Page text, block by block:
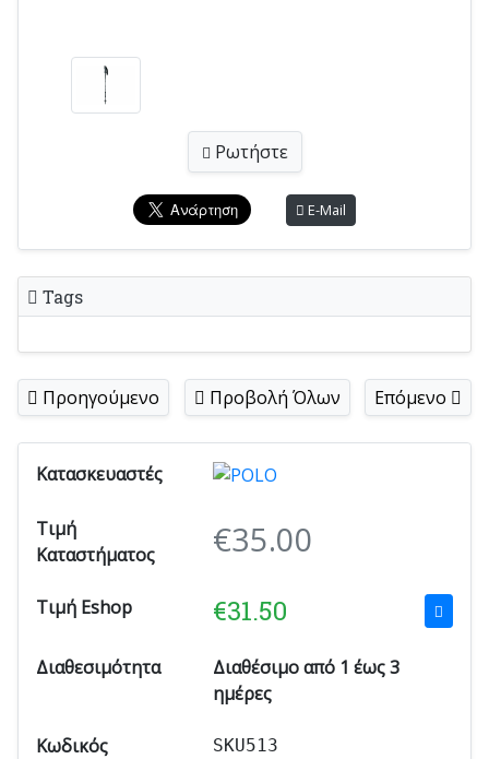
Ρωτήστε
E-Mail
Tags
Προηγούμενο Προβολή Όλων Επόμενο
Κατασκευαστές
Τιμή
Καταστήματος
€35.00
Τιμή Eshop €31.50
Διαθεσιμότητα
Διαθέσιμο από 1 έως 3
ημέρες
Κωδικός SKU513